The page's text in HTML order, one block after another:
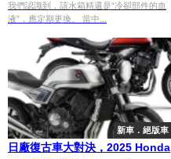
我們認識到，該水箱精還是“冷卻部件的血
液”，應定期更換。 當中...
新車．絕版車
日廠復古車大對決，2025 Honda